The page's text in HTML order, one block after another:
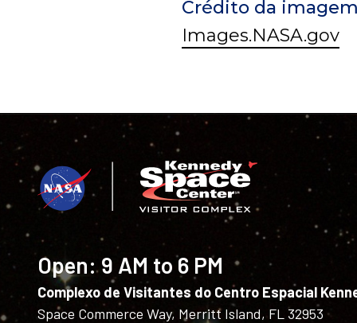
Crédito da
Images.NASA.gov
Open:9 AM to 6 PM
Complexo de Visitantes do Centro Espacial
Space Commerce Way, Merritt Island, FL 32953